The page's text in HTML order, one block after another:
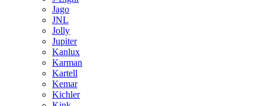
Jago
JNL
Jolly
Jupiter
Kanlux
Karman
Kartell
Kemar
Kichler